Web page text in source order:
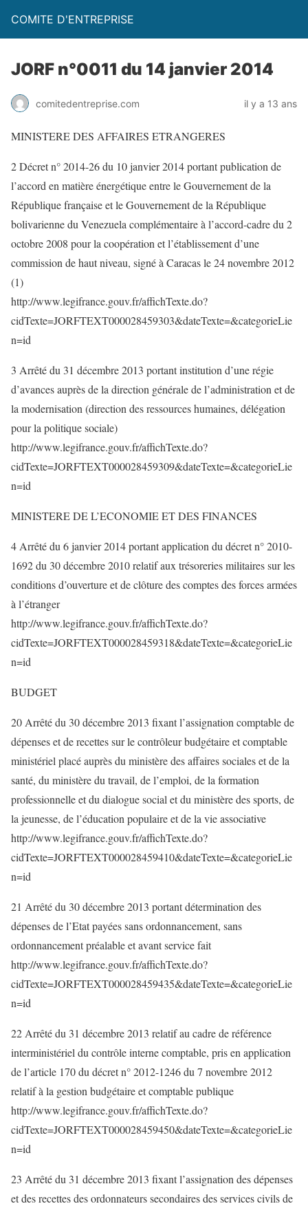
COMITE D'ENTREPRISE
JORF n°0011 du 14 janvier 2014
comitedentreprise.com il y a 13 ans
MINISTERE DES AFFAIRES ETRANGERES
2 Décret n° 2014-26 du 10 janvier 2014 portant publication de
l’accord en matière énergétique entre le Gouvernement de la
République française et le Gouvernement de la République
bolivarienne du Venezuela complémentaire à l’accord-cadre du 2
octobre 2008 pour la coopération et l’établissement d’une
commission de haut niveau, signé à Caracas le 24 novembre 2012
(1)
http://www.legifrance.gouv.fr/affichTexte.do?
cidTexte=JORFTEXT000028459303&dateTexte=&categorieLie
n=id
3 Arrêté du 31 décembre 2013 portant institution d’une régie
d’avances auprès de la direction générale de l’administration et de
la modernisation (direction des ressources humaines, délégation
pour la politique sociale)
http://www.legifrance.gouv.fr/affichTexte.do?
cidTexte=JORFTEXT000028459309&dateTexte=&categorieLie
n=id
MINISTERE DE L’ECONOMIE ET DES FINANCES
4 Arrêté du 6 janvier 2014 portant application du décret n° 2010-
1692 du 30 décembre 2010 relatif aux trésoreries militaires sur les
conditions d’ouverture et de clôture des comptes des forces armées
à l’étranger
http://www.legifrance.gouv.fr/affichTexte.do?
cidTexte=JORFTEXT000028459318&dateTexte=&categorieLie
n=id
BUDGET
20 Arrêté du 30 décembre 2013 fixant l’assignation comptable de
dépenses et de recettes sur le contrôleur budgétaire et comptable
ministériel placé auprès du ministère des affaires sociales et de la
santé, du ministère du travail, de l’emploi, de la formation
professionnelle et du dialogue social et du ministère des sports, de
la jeunesse, de l’éducation populaire et de la vie associative
http://www.legifrance.gouv.fr/affichTexte.do?
cidTexte=JORFTEXT000028459410&dateTexte=&categorieLie
n=id
21 Arrêté du 30 décembre 2013 portant détermination des
dépenses de l’Etat payées sans ordonnancement, sans
ordonnancement préalable et avant service fait
http://www.legifrance.gouv.fr/affichTexte.do?
cidTexte=JORFTEXT000028459435&dateTexte=&categorieLie
n=id
22 Arrêté du 31 décembre 2013 relatif au cadre de référence
interministériel du contrôle interne comptable, pris en application
de l’article 170 du décret n° 2012-1246 du 7 novembre 2012
relatif à la gestion budgétaire et comptable publique
http://www.legifrance.gouv.fr/affichTexte.do?
cidTexte=JORFTEXT000028459450&dateTexte=&categorieLie
n=id
23 Arrêté du 31 décembre 2013 fixant l’assignation des dépenses
et des recettes des ordonnateurs secondaires des services civils de